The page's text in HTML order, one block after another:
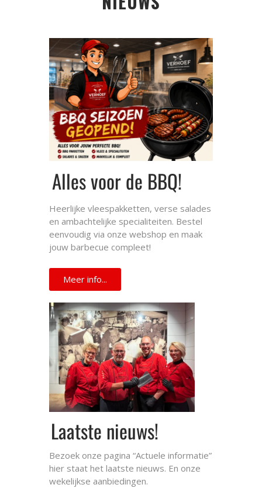
Alles voor de BBQ!
Heerlijke vleespakketten, verse salades
en ambachtelijke specialiteiten. Bestel
eenvoudig via onze webshop en maak
jouw barbecue compleet!
Meer info...
Laatste nieuws!
Bezoek onze pagina “Actuele informatie”
hier staat het laatste nieuws. En onze
wekelijkse aanbiedingen.